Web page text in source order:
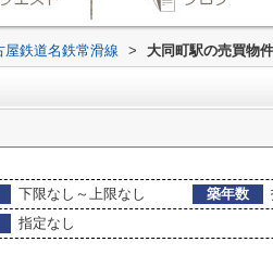
屋鉄道名鉄常滑線 > 大同町駅の売買物件
下限なし～上限なし 築年数
指定なし